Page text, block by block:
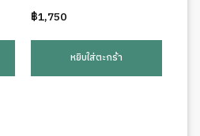
฿1,750
หยิบใส่ตะกร้า